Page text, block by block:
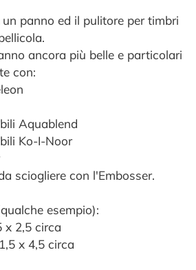
panno ed il pulitore per timbri
ancora più belle e particolari
con:
Aquablend
Ko-I-Noor
sciogliere con l'Embosser.
esempio):
x 2,5 circa
x 4,5 circa